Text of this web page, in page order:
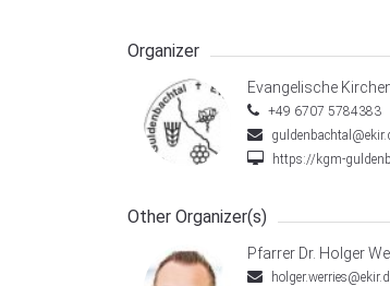
Organizer
Evangelische
+49 6707 5784383
https://kgm-
Other Organizer(s)
Pfarrer Dr. Holger